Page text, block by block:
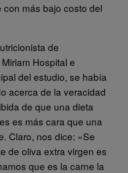
más bajo costo del
de
Hospital e
del estudio, se había
acerca de la veracidad
de que una dieta
es más cara que una
Claro, nos dice: «Se
de oliva extra virgen es
que es la carne la